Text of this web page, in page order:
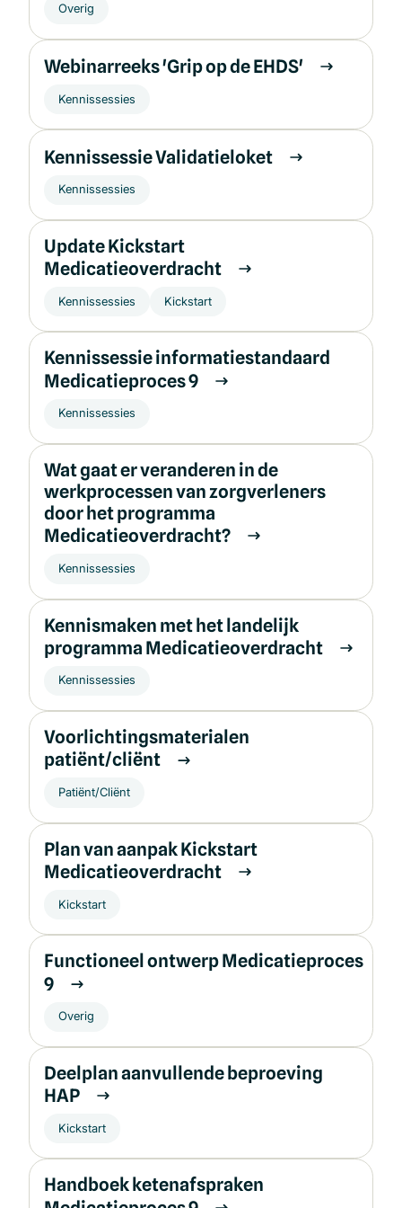
Overig
Webinarreeks 'Grip op de EHDS'
Kennissessies
Kennissessie Validatieloket
Kennissessies
Update Kickstart
Medicatieoverdracht
Kennissessies Kickstart
Kennissessie informatiestandaard
Medicatieproces 9
Kennissessies
Wat gaat er veranderen in de
werkprocessen van zorgverleners
door het programma
Medicatieoverdracht?
Kennissessies
Kennismaken met het landelijk
programma Medicatieoverdracht
Kennissessies
Voorlichtingsmaterialen
patiënt/cliënt
Patiënt/Cliënt
Plan van aanpak Kickstart
Medicatieoverdracht
Kickstart
Functioneel ontwerp Medicatieproces
9
Overig
Deelplan aanvullende beproeving
HAP
Kickstart
Handboek ketenafspraken